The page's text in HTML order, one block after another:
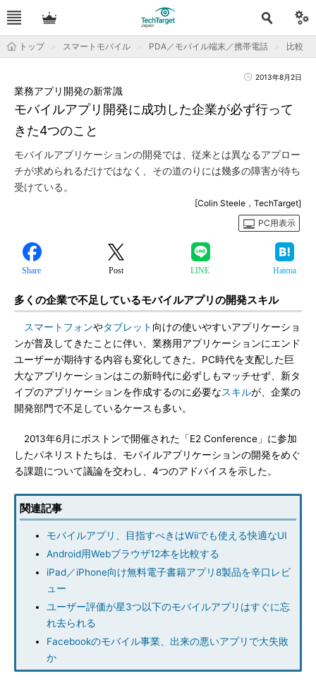
トップ スマートモバイル PDA／モバイル端末／携帯電話 比較
2013年8月2日
モバイルアプリ開発に成功した企業が必ず行って
きた4つのこと
業務アプリ開発の新常識
モバイルアプリケーションの開発では、従来とは異なるアプロー
チが求められるだけではなく、その道のりには幾多の障害が待ち
受けている。
[Colin Steele，TechTarget]
PC用表示
Share Post LINE Hatena
多くの企業で不足しているモバイルアプリの開発スキル
スマートフォンやタブレット 向けの使いやすいアプリケーショ
ンが普及してきたことに伴い、業務用アプリケーションにエンド
ユーザーが期待する内容も変化してきた。PC時代を支配した巨
大なアプリケーションはこの新時代に必ずしもマッチせず、新タ
イプのアプリケーションを作成するのに必要なスキルが、企業の
開発部門で不足しているケースも多い。
2013年6月にボストンで開催された「E2 Conference」に参加
したパネリストたちは、モバイルアプリケーションの開発をめぐ
る課題について議論を交わし、4つのアドバイスを示した。
関連記事
モバイルアプリ、目指すべきはWiiでも使える快適なUI
Android用Webブラウザ12本を比較する
iPad／iPhone向け無料電子書籍アプリ8製品を辛口レビ
ュー
ユーザー評価が星3つ以下のモバイルアプリはすぐに忘
れ去られる
Facebookのモバイル事業、出来の悪いアプリで大失敗
か